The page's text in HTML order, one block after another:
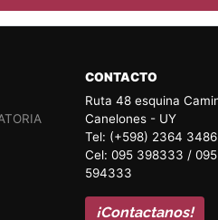
CONTACTO
Ruta 48 esquina
Canelones - UY
Tel: (+598) 2364 3486
Cel: 095 398333 /
594333
¡Contactanos!